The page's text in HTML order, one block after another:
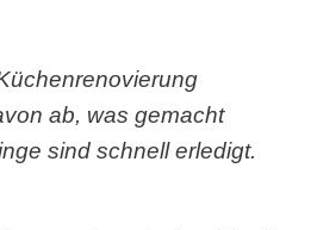
ab, was gemacht
sind schnell erledigt.